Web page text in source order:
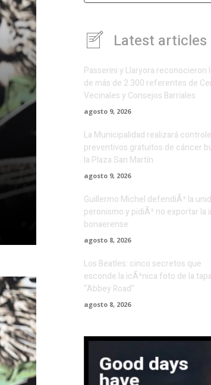
Latest articles
Passerini y Llaryora reconocieron
de más de 2.300 referentes de
Vecinales y Consejos Barriales
agosto 9, 2026
La Municipalidad realizará
preventivos gratuitos de cáncer
la Plaza San Martín
agosto 9, 2026
Guillermo Michel defendiÃ³ la
peronismo y pidiÃ³ no exportar la
bonaerense
agosto 8, 2026
Los Beatles: cinco secretos que
esconde la icÃ³nica foto de la
“Abbey Road”
agosto 8, 2026